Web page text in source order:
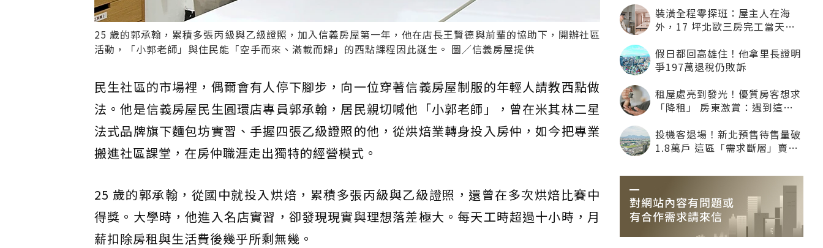
25 歲的郭承翰，累積多張丙級與乙級證照，加入信義房屋第一年，他在店長王賢德與前輩的協助下，開辦社區
活動，「小郭老師」與住民能「空手而來、滿載而歸」的西點課程因此誕生。 圖／信義房屋提供
民生社區的市場裡，偶爾會有人停下腳步，向一位穿著信義房屋制服的年輕人請教西點做
法。他是信義房屋民生圓環店專員郭承翰，居民親切喊他「小郭老師」，曾在米其林二星
法式品牌旗下麵包坊實習、手握四張乙級證照的他，從烘焙業轉身投入房仲，如今把專業
搬進社區課堂，在房仲職涯走出獨特的經營模式。
25 歲的郭承翰，從國中就投入烘焙，累積多張丙級與乙級證照，還曾在多次烘焙比賽中
得獎。大學時，他進入名店實習，卻發現現實與理想落差極大。每天工時超過十小時，月
薪扣除房租與生活費後幾乎所剩無幾。
裝潢全程零探班：屋主人在海
外，17 坪北歐三房完工當天才
假日都回高雄住！他拿里長證明
爭197萬退稅仍敗訴
租屋處亮到發光！優質房客想求
「降租」 房東激賞：遇到這種
投機客退場！新北預售待售量破
1.8萬戶 這區「需求斷層」賣壓